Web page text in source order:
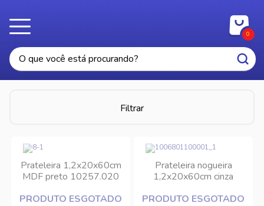
0
Filtrar
Prateleira 1,2x20x60cm
MDF preto 10257.020
PRODUTO ESGOTADO
Prateleira nogueira
1,2x20x60cm cinza
PRODUTO ESGOTADO